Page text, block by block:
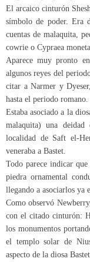
El arcaico cinturón
símbolo de poder. Era
cuentas de malaquita,
cowrie o Cypraea
Aparece muy pronto
algunos reyes del
citar a Narmer y
hasta el periodo romano.
Estaba asociado a la
malaquita) una
localidad de Saft el-
veneraba a Bastet.
Todo parece indicar
piedra ornamental
llegando a asociarlos ya
Como observó
con el citado cinturón:
los monumentos
el templo solar de
aspecto de la diosa